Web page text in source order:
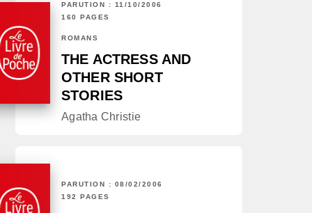
PARUTION : 11/10/2006
160 PAGES
ROMANS
THE ACTRESS AND
OTHER SHORT
STORIES
Agatha Christie
PARUTION : 08/02/2006
192 PAGES